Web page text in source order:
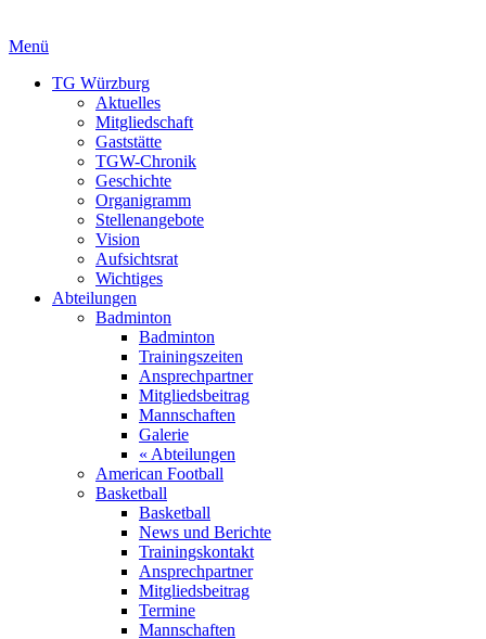
Menü
TG Würzburg
Aktuelles
Mitgliedschaft
Gaststätte
TGW-Chronik
Geschichte
Organigramm
Stellenangebote
Vision
Aufsichtsrat
Wichtiges
Abteilungen
Badminton
Badminton
Trainingszeiten
Ansprechpartner
Mitgliedsbeitrag
Mannschaften
Galerie
« Abteilungen
American Football
Basketball
Basketball
News und Berichte
Trainingskontakt
Ansprechpartner
Mitgliedsbeitrag
Termine
Mannschaften